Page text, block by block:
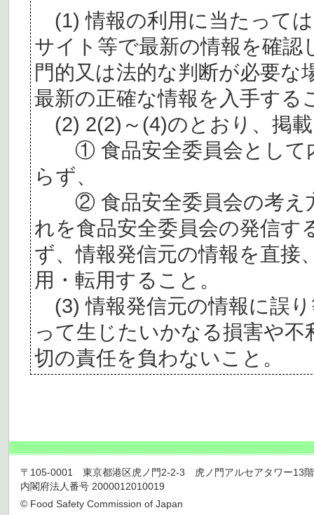
(1) 情報の利用に当たって
サイト等で最新の情報を確認
門的又は法的な判断が必要
最新の正確な情報を入手する
(2) 2(2)～(4)のとおり、掲
① 食品安全委員会として
らず、
② 食品安全委員会の考え
れを食品安全委員会の発信す
ず、情報発信元の情報を直接
用・転用すること。
(3) 情報発信元の情報に誤
って生じたいかなる損害や
切の責任を負わないこと。
〒105-0001 東京都港区虎ノ門2-2-3 虎ノ門アルセアタワー13
内閣府法人番号 2000012010019
© Food Safety Commission of Japan